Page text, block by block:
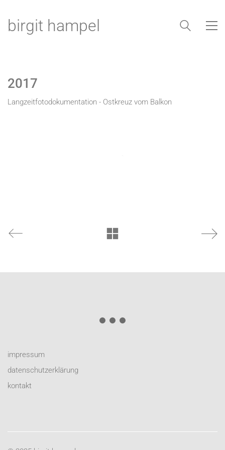
birgit hampel
2017
Langzeitfotodokumentation - Ostkreuz vom Balkon
impressum
datenschutzerklärung
kontakt